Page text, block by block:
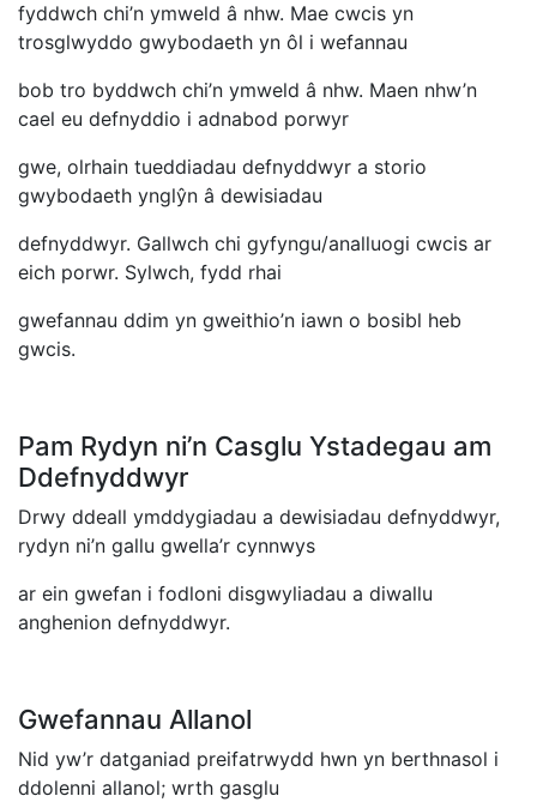
fyddwch chi’n ymweld â nhw. Mae cwcis yn
trosglwyddo gwybodaeth yn ôl i wefannau
bob tro byddwch chi’n ymweld â nhw. Maen nhw’n
cael eu defnyddio i adnabod porwyr
gwe, olrhain tueddiadau defnyddwyr a storio
gwybodaeth ynglŷn â dewisiadau
defnyddwyr. Gallwch chi gyfyngu/analluogi cwcis ar
eich porwr. Sylwch, fydd rhai
gwefannau ddim yn gweithio’n iawn o bosibl heb
gwcis.
Pam Rydyn ni’n Casglu Ystadegau am
Ddefnyddwyr
Drwy ddeall ymddygiadau a dewisiadau defnyddwyr,
rydyn ni’n gallu gwella’r cynnwys
ar ein gwefan i fodloni disgwyliadau a diwallu
anghenion defnyddwyr.
Gwefannau Allanol
Nid yw’r datganiad preifatrwydd hwn yn berthnasol i
ddolenni allanol; wrth gasglu